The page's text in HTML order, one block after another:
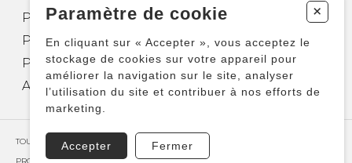
Partitions pour guitare
Partitions pour autres instruments
Partitions pour ensembles
Autres produits
TOUS DROITS RÉSERVÉS © COPYRIGHT 2026 – PRODUCTIONS D'OZ
Paramètre de cookie +
En cliquant sur « Accepter », vous acceptez le
stockage de cookies sur votre appareil pour
améliorer la navigation sur le site, analyser
l’utilisation du site et contribuer à nos efforts de
marketing.
Accepter Fermer